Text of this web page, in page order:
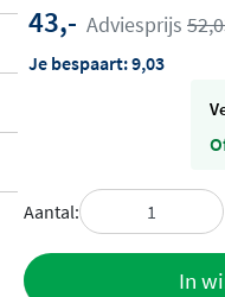
43,- Adviesprijs
Je bespaart:9,03
Aantal:
In